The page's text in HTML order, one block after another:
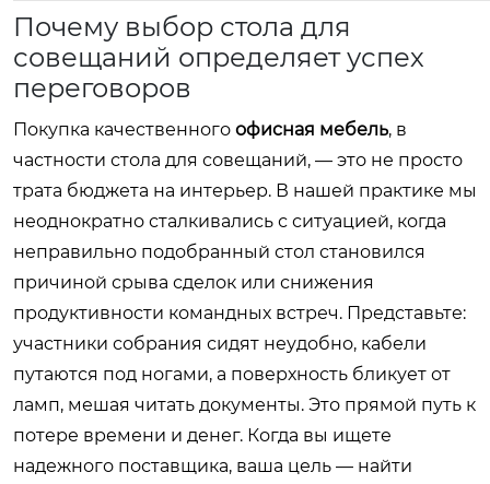
Почему выбор стола для
совещаний определяет успех
переговоров
Покупка качественного офисная мебель, в
частности стола для совещаний, — это не просто
трата бюджета на интерьер. В нашей практике мы
неоднократно сталкивались с ситуацией, когда
неправильно подобранный стол становился
причиной срыва сделок или снижения
продуктивности командных встреч. Представьте:
участники собрания сидят неудобно, кабели
путаются под ногами, а поверхность бликует от
ламп, мешая читать документы. Это прямой путь к
потере времени и денег. Когда вы ищете
надежного поставщика, ваша цель — найти